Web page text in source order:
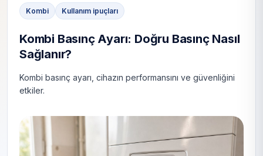
Kombi Kullanım ipuçları
Kombi Basınç Ayarı: Doğru Basınç Nasıl
Sağlanır?
Kombi basınç ayarı, cihazın performansını ve güvenliğini
etkiler.